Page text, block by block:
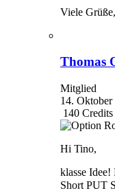
Viele
Thomas
Mitglied
14. Oktober
140 Credits
Hi Tino,
klasse
Short PUT